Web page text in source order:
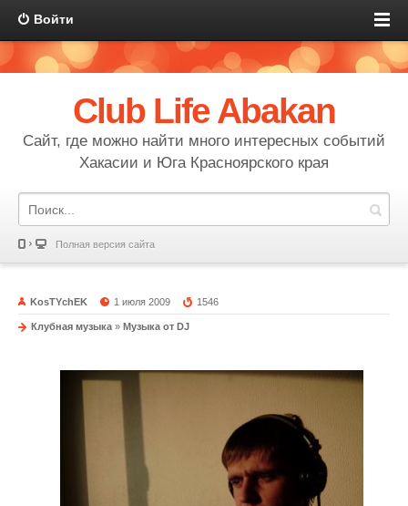
Войти
Club Life Abakan
Сайт, где можно найти много интересных событий
Хакасии и Юга Красноярского края
Полная версия сайта
KosTYchEK 1 июля 2009 1546
Клубная музыка » Музыка от DJ